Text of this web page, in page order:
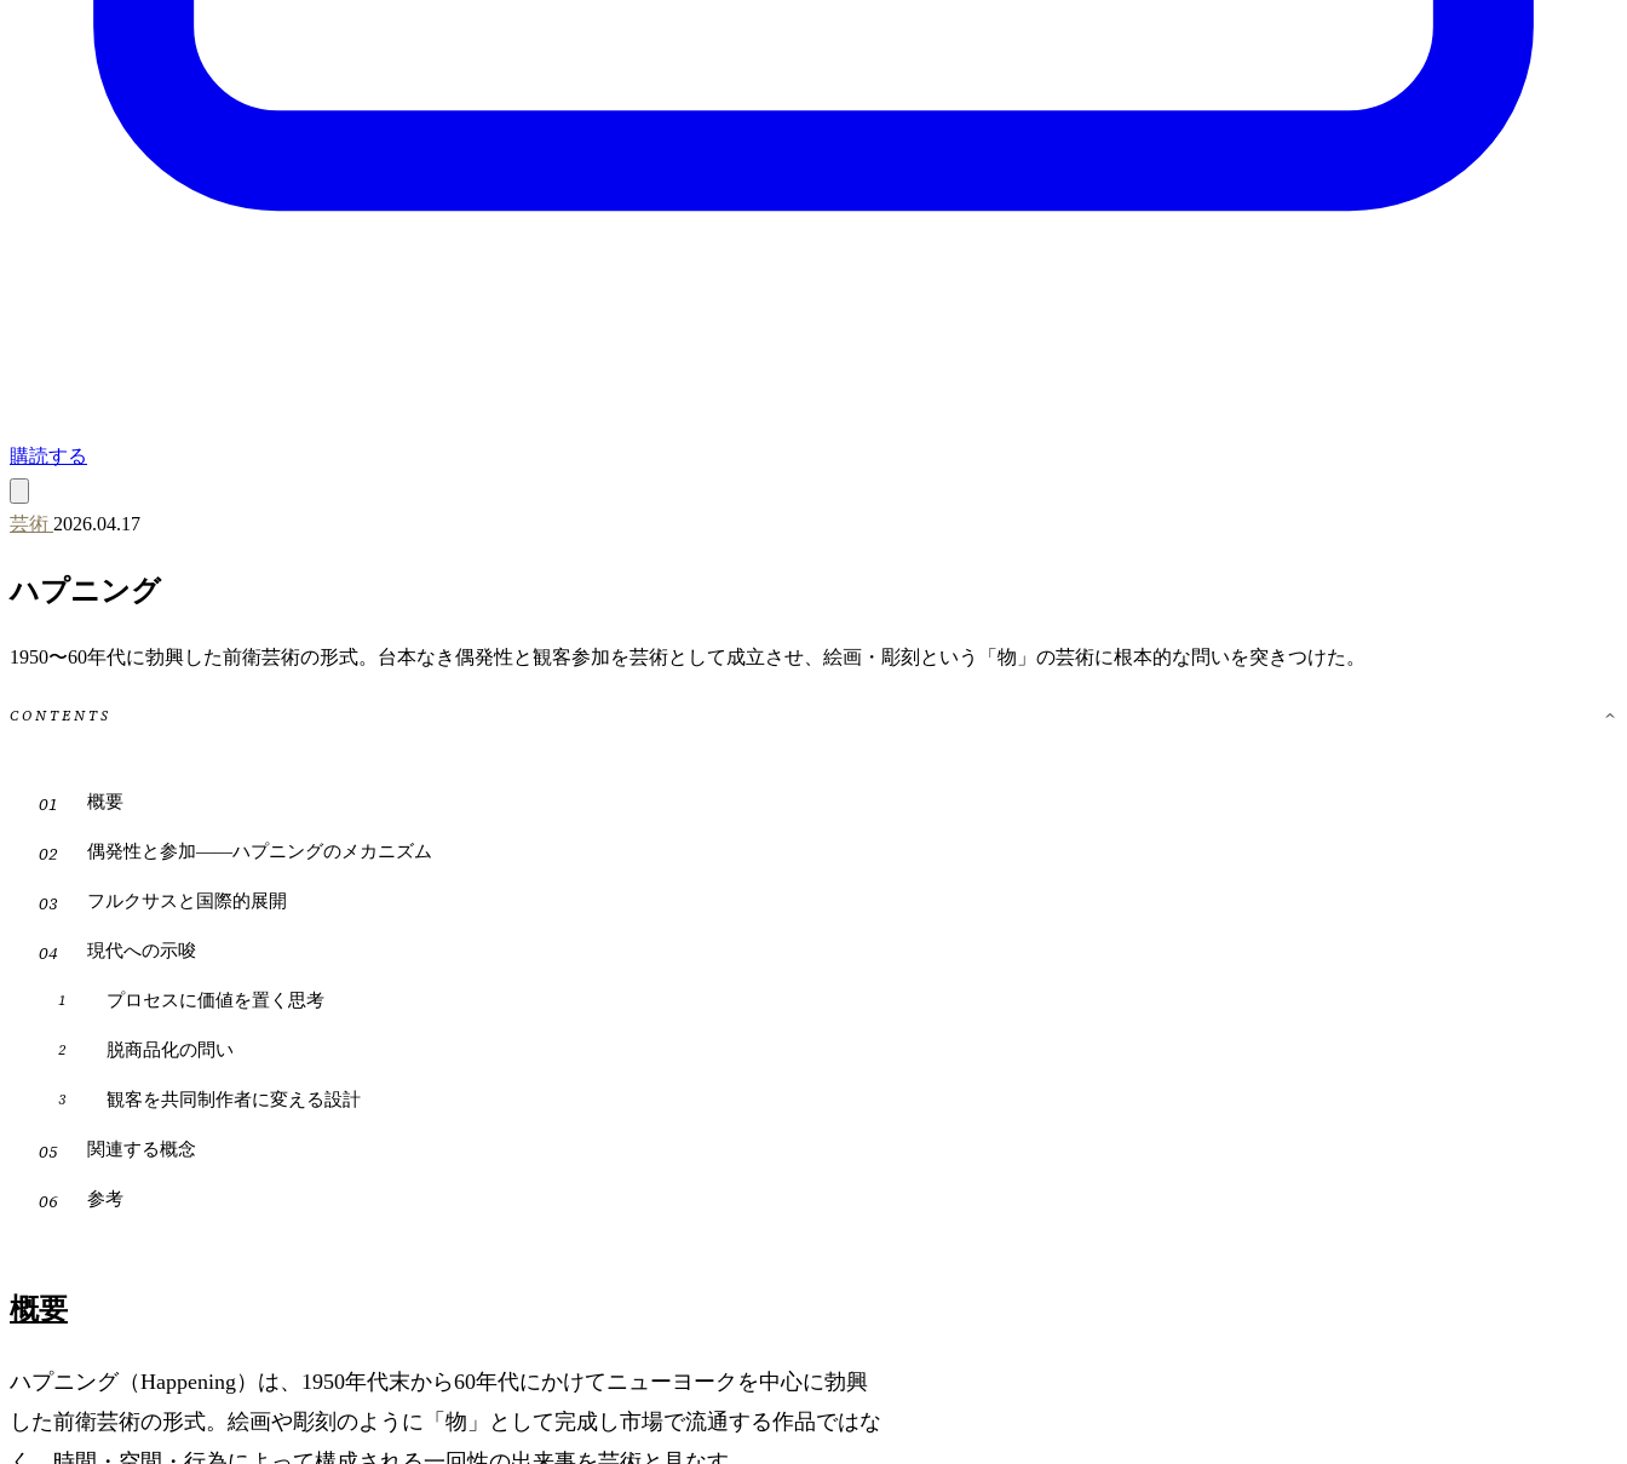
購読する
芸術 2026.04.17
ハプニング
1950〜60年代に勃興した前衛芸術の形式。台本なき偶発性と観客参加を芸術として成立させ、絵画・彫刻という「物」の芸術に根本的な問いを突きつけた。
CONTENTS
概要
偶発性と参加——ハプニングのメカニズム
フルクサスと国際的展開
現代への示唆
プロセスに価値を置く思考
脱商品化の問い
観客を共同制作者に変える設計
関連する概念
参考
概要
ハプニング（Happening）は、1950年代末から60年代にかけてニューヨークを中心に勃興
した前衛芸術の形式。絵画や彫刻のように「物」として完成し市場で流通する作品ではな